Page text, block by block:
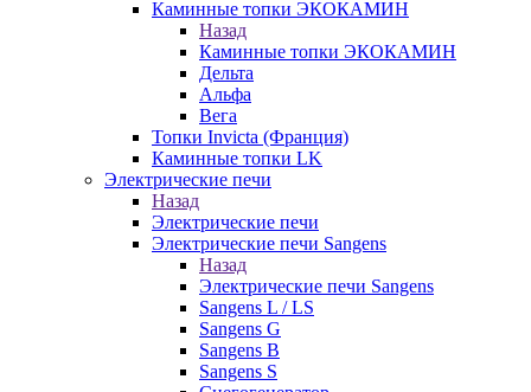
Каминные топки ЭКОКАМИН
Назад
Каминные топки ЭКОКАМИН
Дельта
Альфа
Вега
Топки Invicta (Франция)
Каминные топки LK
Электрические печи
Назад
Электрические печи
Электрические печи Sangens
Назад
Электрические печи Sangens
Sangens L / LS
Sangens G
Sangens B
Sangens S